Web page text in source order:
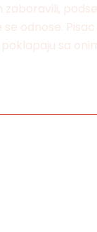
odnose.
sa